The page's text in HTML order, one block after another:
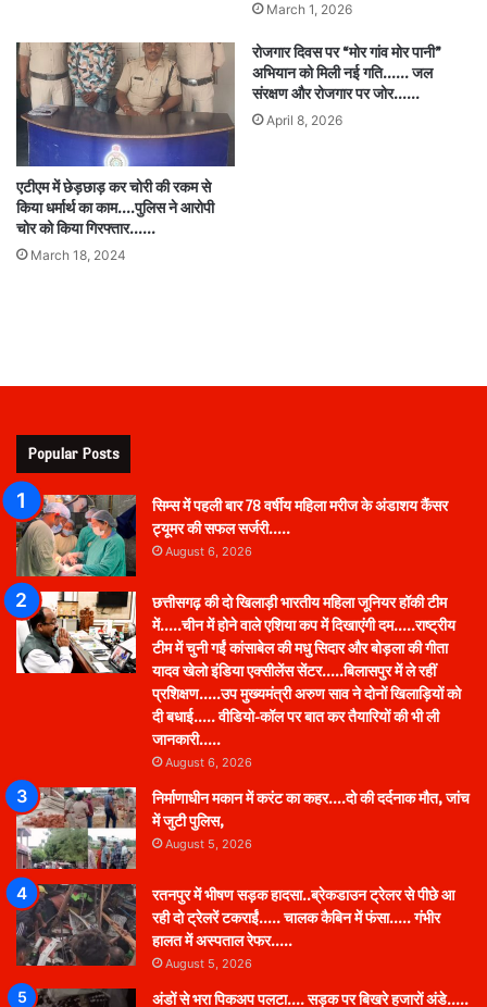
March 1, 2026
एटीएम में छेड़छाड़ कर चोरी की रकम से
किया धर्मार्थ का काम….पुलिस ने आरोपी
चोर को किया गिरफ्तार……
March 18, 2024
रोजगार दिवस पर “मोर गांव मोर पानी”
अभियान को मिली नई गति…… जल
संरक्षण और रोजगार पर जोर……
April 8, 2026
Popular Posts
सिम्स में पहली बार 78 वर्षीय महिला मरीज के अंडाशय कैंसर
ट्यूमर की सफल सर्जरी…..
August 6, 2026
छत्तीसगढ़ की दो खिलाड़ी भारतीय महिला जूनियर हॉकी टीम
में…..चीन में होने वाले एशिया कप में दिखाएंगी दम…..राष्ट्रीय
टीम में चुनी गईं कांसाबेल की मधु सिदार और बोड़ला की गीता
यादव खेलो इंडिया एक्सीलेंस सेंटर…..बिलासपुर में ले रहीं
प्रशिक्षण…..उप मुख्यमंत्री अरुण साव ने दोनों खिलाड़ियों को
दी बधाई….. वीडियो-कॉल पर बात कर तैयारियों की भी ली
जानकारी…..
August 6, 2026
निर्माणाधीन मकान में करंट का कहर….दो की दर्दनाक मौत, जांच
में जुटी पुलिस,
August 5, 2026
रतनपुर में भीषण सड़क हादसा..ब्रेकडाउन ट्रेलर से पीछे आ
रही दो ट्रेलरें टकराईं….. चालक कैबिन में फंसा….. गंभीर
हालत में अस्पताल रेफर…..
August 5, 2026
अंडों से भरा पिकअप पलटा…. सड़क पर बिखरे हजारों अंडे…..